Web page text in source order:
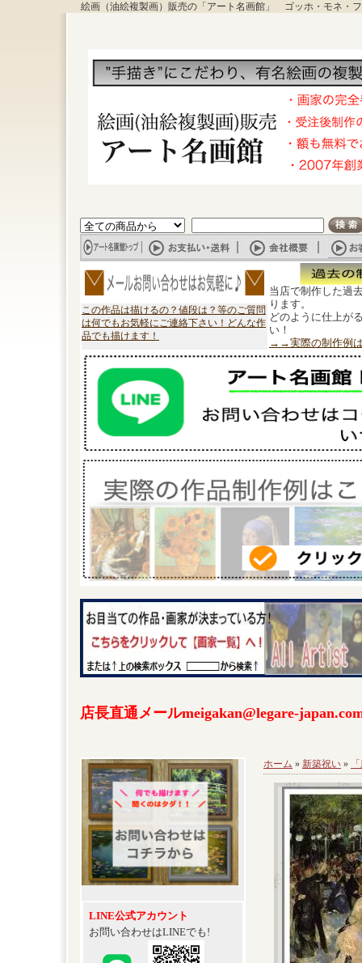
絵画（油絵複製画）販売の「アート名画館」 ゴッホ・モネ・
この作品は描けるの？値段は？等のご質問
は何でもお気軽にご連絡下さい！どんな作
品でも描けます！
当店で制作した過
ります。
どのように仕上が
い！
→→実際の制作例
店長直通メールmeigakan@legare-
LINE公式アカウント
お問い合わせはLINEでも!
ホーム » 新築祝い »